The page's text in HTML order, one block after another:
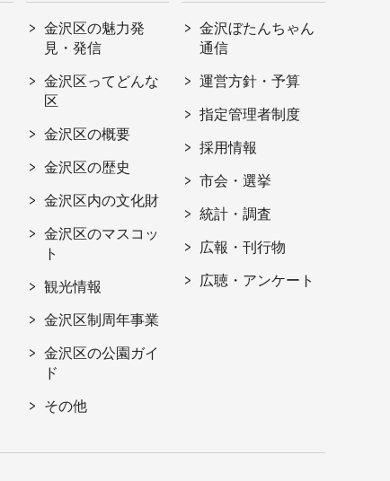
金沢区の魅力発
見・発信
金沢区ってどんな
区
金沢区の概要
金沢区の歴史
金沢区内の文化財
金沢区のマスコッ
ト
観光情報
金沢区制周年事業
金沢区の公園ガイ
ド
その他
金沢ぼたんちゃん
通信
運営方針・予算
指定管理者制度
採用情報
市会・選挙
統計・調査
広報・刊行物
広聴・アンケート